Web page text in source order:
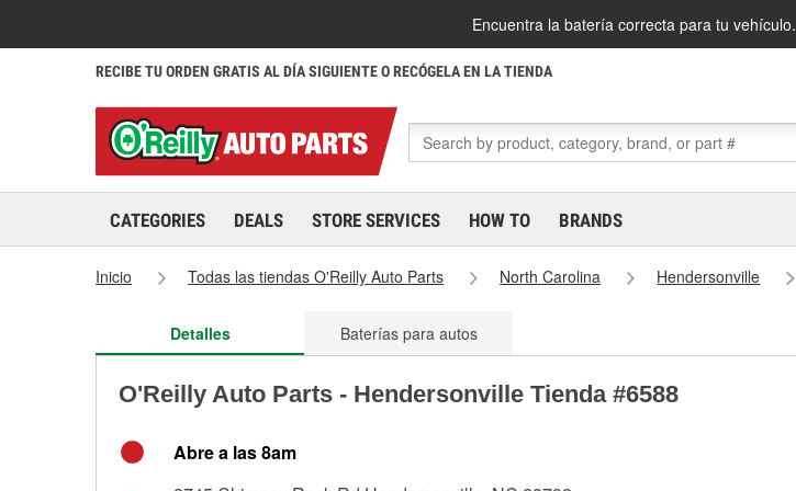
Encuentra la batería correcta para tu vehículo.
RECIBE TU ORDEN GRATIS AL DÍA SIGUIENTE O RECÓGELA EN LA TIENDA
CATEGORIES DEALS STORE SERVICES HOW TO BRANDS
Inicio Todas las tiendas O'Reilly Auto Parts North Carolina Hendersonville
Detalles Baterías para autos
O'Reilly Auto Parts - Hendersonville Tienda #6588
Abre a las 8am